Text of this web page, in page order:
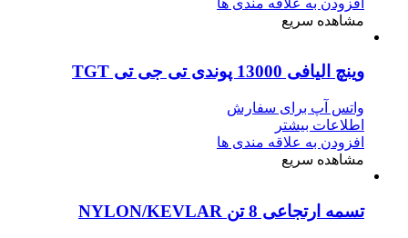
مشاهده سریع
وینچ الیافی 13000 پوندی تی جی تی TGT
واتس آپ برای سفارش
اطلاعات بیشتر
افزودن به علاقه مندی ها
مشاهده سریع
تسمه ارتجاعی 8 تن NYLON/KEVLAR